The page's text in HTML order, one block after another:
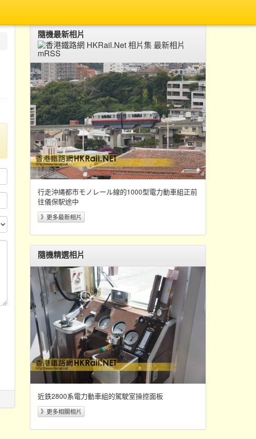
隨機最新相片
行走沖縄都市モノレール線的1000型電力動車組正前
往儀保駅途中
》更多最新相片
隨機精選相片
近鉄2800系電力動車組的駕駛室操控面板
》更多相關相片